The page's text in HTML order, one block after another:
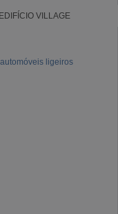
VILLAGE
ligeiros